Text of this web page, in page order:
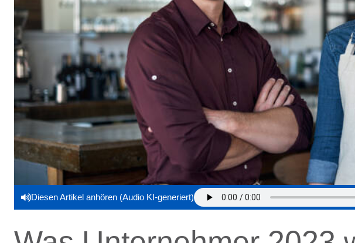
Diesen Artikel anhören (Audio KI-generiert)